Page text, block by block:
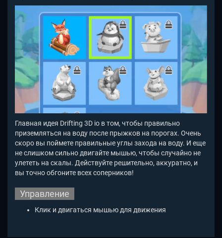
Главная идея Drifting 3D io в том, чтобы правильно
приземляться на воду после прыжков на порогах. Очень
скоро вы поймете правильные углы захода на воду. И еще
не слишком сильно двигайте мышью, чтобы случайно не
улететь на скалы. Действуйте решительно, аккуратно, и
вы точно обгоните всех соперников!
Управление
Клик и двигаться мышью для движения